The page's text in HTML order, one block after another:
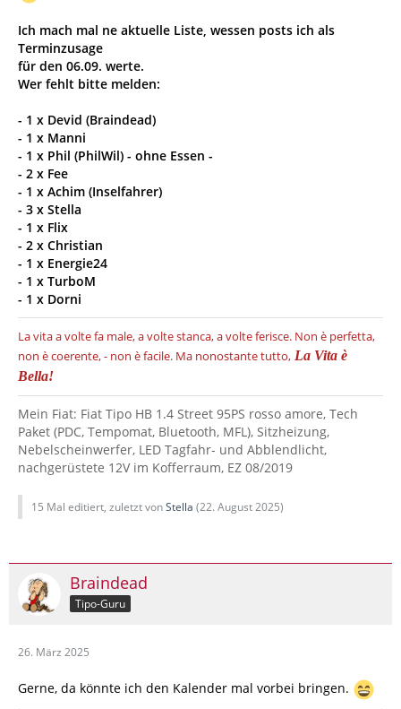
Ich mach mal ne aktuelle Liste, wessen posts ich als
Terminzusage
für den 06.09. werte.
Wer fehlt bitte melden:
- 1 x Devid (Braindead)
- 1 x Manni
- 1 x Phil (PhilWil) - ohne Essen -
- 2 x Fee
- 1 x Achim (Inselfahrer)
- 3 x Stella
- 1 x Flix
- 2 x Christian
- 1 x Energie24
- 1 x TurboM
- 1 x Dorni
La vita a volte fa male, a volte stanca, a volte ferisce. Non è perfetta,
non è coerente, - non è facile. Ma nonostante tutto, La Vita è
Bella!
Mein Fiat: Fiat Tipo HB 1.4 Street 95PS rosso amore, Tech
Paket (PDC, Tempomat, Bluetooth, MFL), Sitzheizung,
Nebelscheinwerfer, LED Tagfahr- und Abblendlicht,
nachgerüstete 12V im Kofferraum, EZ 08/2019
15 Mal editiert, zuletzt vonStella (22. August 2025)
Braindead
Tipo-Guru
26. März 2025
Gerne, da könnte ich den Kalender mal vorbei bringen.